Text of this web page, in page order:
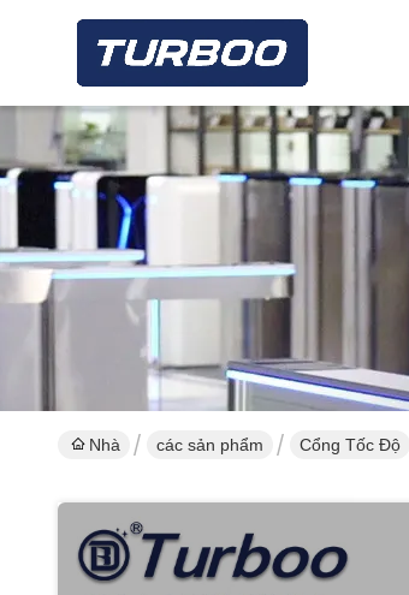
Nhà các sản phẩm Cổng Tốc Độ